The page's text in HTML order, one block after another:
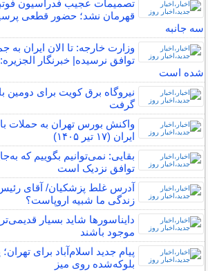
تصمیمات عجیب فدراسیون
قهرمان نشد؛ حضور قطعی
سه جانبه
وزارت خارجه: تا الان ایران به
توافق نرسیده| خبرنگار
شده است
نیروگاه برق کویت برای دومین
گرفت
واکنش بورس تهران به حملات
ایران (۱۷ تیر ۱۴۰۵)‌
بقایی: نمی‌توانیم بگوییم که
توافق نزدیک است
آدرس غلط پزشکیان/ آقای
زندگی ما شبیه اروپاست؟
دایناسورها شاید بسیار
موجود باشند
پیام جدید اسلام‌آباد برای
بلوکه‌شده روی میز